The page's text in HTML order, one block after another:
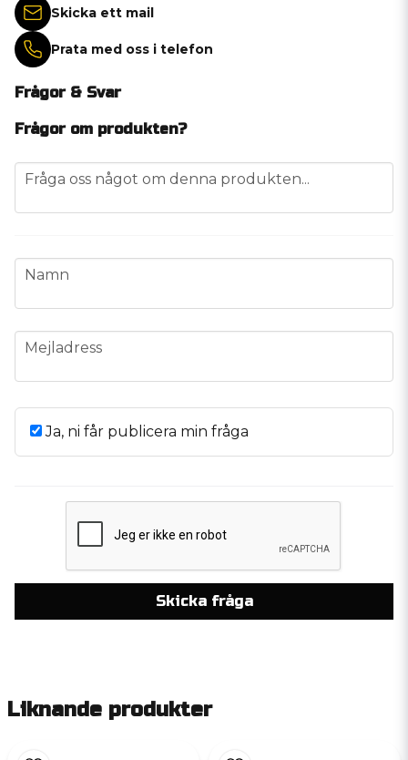
Skicka ett mail
Prata med oss i telefon
Frågor & Svar
Frågor om produkten?
question
Fråga oss något om denna produkten...
name
Namn
email
Mejladress
Ja, ni får publicera min fråga
Skicka fråga
Liknande produkter